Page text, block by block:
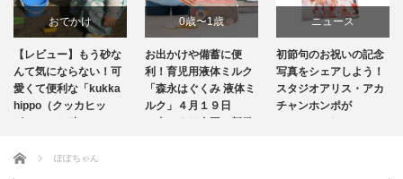
おでかけ
商品レビュー
育児グッズ
【レビュー】もう砂な
んて気にならない！可
愛くて便利な「kukka
hippo（クッカヒッ
0歳〜1歳
ニュース
出産・育児情報
お出かけや備蓄に便
利！育児用液体ミルク
「森永はぐくみ 液体ミ
ルク」４月１９日
ニュース
初節句のお祝いの記念
写真をシェアしよう！
スタジオアリス・アカ
チャンホンポが
ホーム ぽぽちゃん